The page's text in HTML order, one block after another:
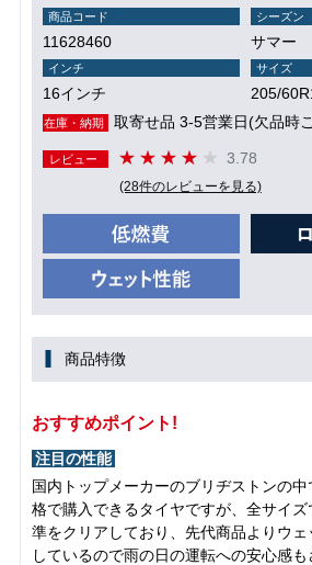
商品コード
11628460
シーズン
サマー
インチ
16インチ
サイズ
205/
在庫・納期 取寄せ品 3-5営業日(欠品時
レビュー 3.78
(28件のレビューを見る)
商品特徴
おすすめポイント!
注目の性能
国内トップメーカーのブリヂストンの
格で購入できるタイヤですが、全サイ
準をクリアしており、先代商品よりウ
しているので雨の日の運転への安心感